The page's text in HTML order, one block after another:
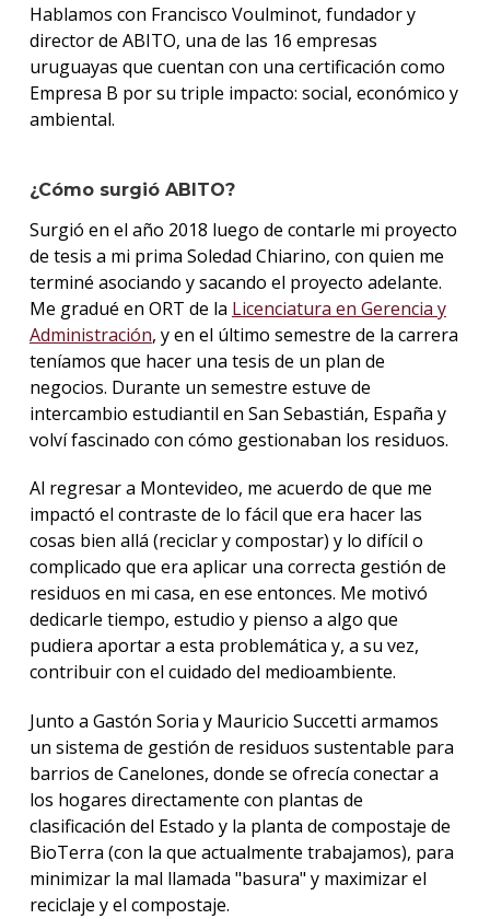
Hablamos con Francisco Voulminot, fundador y
director de ABITO, una de las 16 empresas
uruguayas que cuentan con una certificación como
Empresa B por su triple impacto: social, económico y
ambiental.
¿Cómo surgió ABITO?
Surgió en el año 2018 luego de contarle mi proyecto
de tesis a mi prima Soledad Chiarino, con quien me
terminé asociando y sacando el proyecto adelante.
Me gradué en ORT de la Licenciatura en Gerencia y
Administración, y en el último semestre de la carrera
teníamos que hacer una tesis de un plan de
negocios. Durante un semestre estuve de
intercambio estudiantil en San Sebastián, España y
volví fascinado con cómo gestionaban los residuos.
Al regresar a Montevideo, me acuerdo de que me
impactó el contraste de lo fácil que era hacer las
cosas bien allá (reciclar y compostar) y lo difícil o
complicado que era aplicar una correcta gestión de
residuos en mi casa, en ese entonces. Me motivó
dedicarle tiempo, estudio y pienso a algo que
pudiera aportar a esta problemática y, a su vez,
contribuir con el cuidado del medioambiente.
Junto a Gastón Soria y Mauricio Succetti armamos
un sistema de gestión de residuos sustentable para
barrios de Canelones, donde se ofrecía conectar a
los hogares directamente con plantas de
clasificación del Estado y la planta de compostaje de
BioTerra (con la que actualmente trabajamos), para
minimizar la mal llamada "basura" y maximizar el
reciclaje y el compostaje.